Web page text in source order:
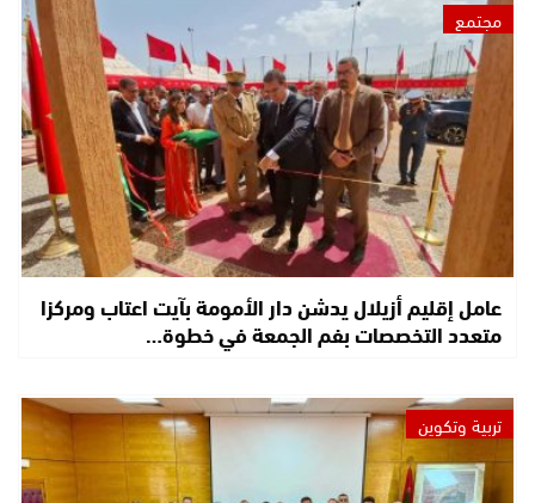
مجتمع
عامل إقليم أزيلال يدشن دار الأمومة بآيت اعتاب ومركزا
متعدد التخصصات بفم الجمعة في خطوة…
تربية وتكوين